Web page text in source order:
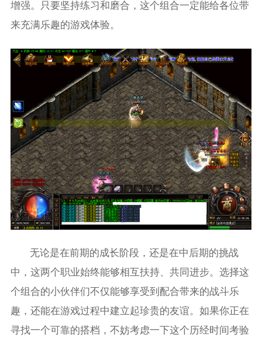
增强。只要坚持练习和磨合，这个组合一定能给各位带
来充满乐趣的游戏体验。
无论是在前期的成长阶段，还是在中后期的挑战
中，这两个职业始终能够相互扶持、共同进步。选择这
个组合的小伙伴们不仅能够享受到配合带来的战斗乐
趣，还能在游戏过程中建立起珍贵的友谊。如果你正在
寻找一个可靠的搭档，不妨考虑一下这个历经时间考验